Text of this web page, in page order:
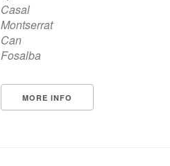
Casal
Montserrat
Can
Fosalba
MORE INFO